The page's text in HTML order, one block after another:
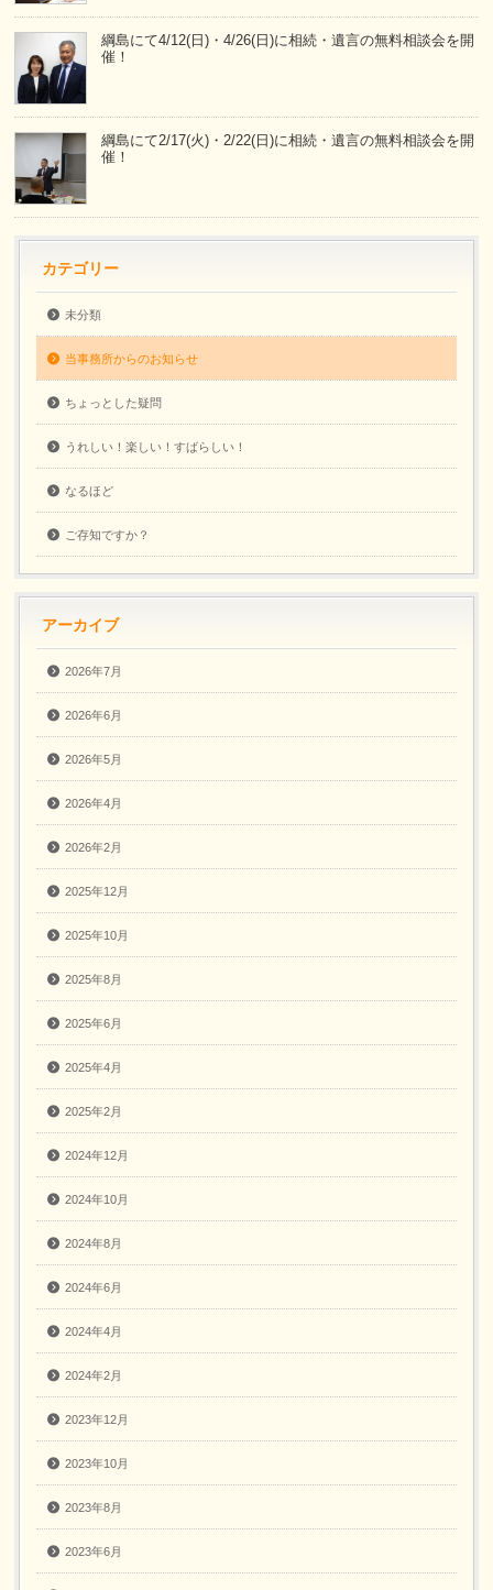
綱島にて4/12(日)・4/26(日)に相続・遺言の無料相談会を開
催！
綱島にて2/17(火)・2/22(日)に相続・遺言の無料相談会を開
催！
カテゴリー
未分類
当事務所からのお知らせ
ちょっとした疑問
うれしい！楽しい！すばらしい！
なるほど
ご存知ですか？
アーカイブ
2026年7月
2026年6月
2026年5月
2026年4月
2026年2月
2025年12月
2025年10月
2025年8月
2025年6月
2025年4月
2025年2月
2024年12月
2024年10月
2024年8月
2024年6月
2024年4月
2024年2月
2023年12月
2023年10月
2023年8月
2023年6月